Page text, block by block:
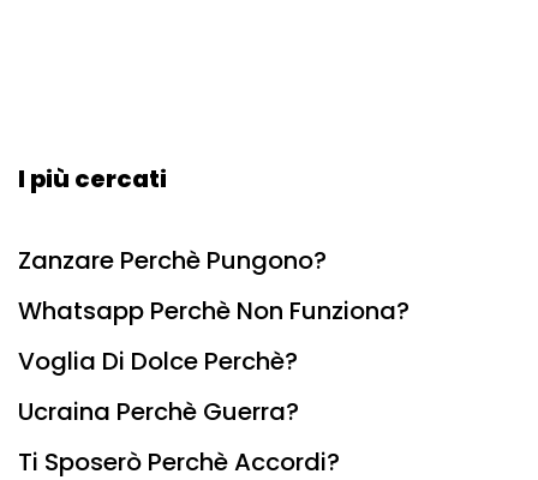
I più cercati
Zanzare Perchè Pungono?
Whatsapp Perchè Non Funziona?
Voglia Di Dolce Perchè?
Ucraina Perchè Guerra?
Ti Sposerò Perchè Accordi?